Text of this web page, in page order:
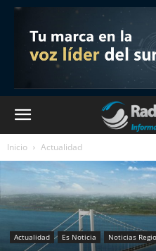
Inicio Actualidad
Actualidad Es Noticia Noticias